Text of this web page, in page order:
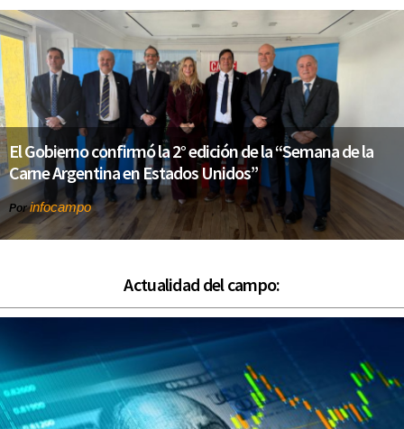
El Gobierno confirmó la 2° edición de la “Semana de la
Carne Argentina en Estados Unidos”
Porinfocampo
Actualidad del campo: